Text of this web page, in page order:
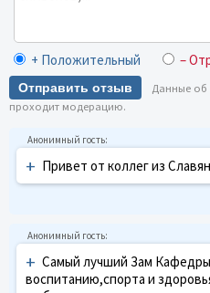
+ Положительный –
Отправить отзыв
Данные об
проходит модерацию.
+ Привет от коллег из
+ Самый лучший Зам
воспитанию,спорта и